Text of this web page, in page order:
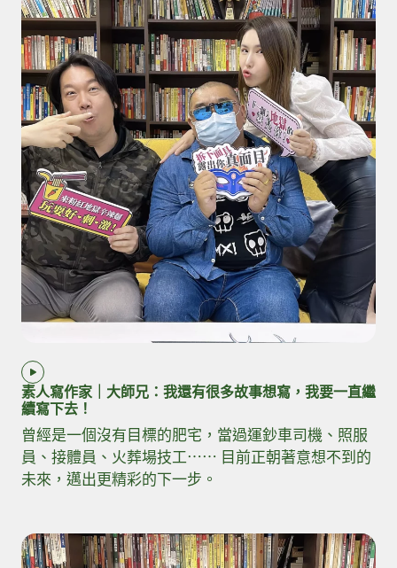
素人寫作家｜大師兄：我還有很多故事想寫，我要一直繼
續寫下去！
曾經是一個沒有目標的肥宅，當過運鈔車司機、照服
員、接體員、火葬場技工⋯⋯ 目前正朝著意想不到的
未來，邁出更精彩的下一步。